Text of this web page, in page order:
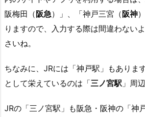
阪梅田（ 阪急）」、「神戸三宮（ 阪神
りますので、入力する際は間違わない
さいね。
ちなみに、JRには「神戸駅」もありま
として栄えているのは「三ノ宮駅 」周
JRの「三ノ宮駅」も阪急・阪神の「神